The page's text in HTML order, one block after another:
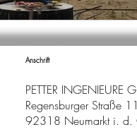
Anschrift
PETTER INGENIEURE
Regensburger Straße
92318 Neumarkt i. d.